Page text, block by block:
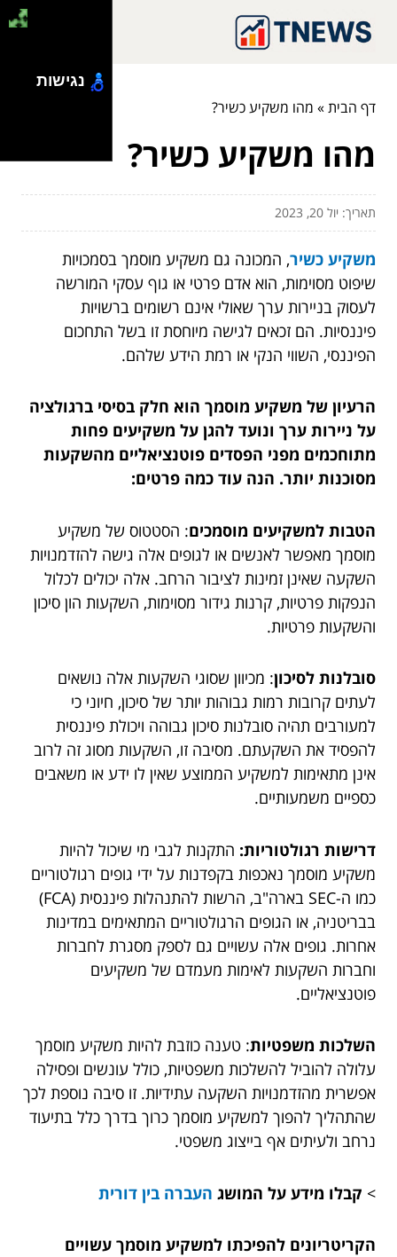
דף הבית» מהו משקיע כשיר?
מהו משקיע כשיר?
תאריך: יול 20, 2023
משקיע כשיר, המכונה גם משקיע מוסמך בסמכויות
שיפוט מסוימות, הוא אדם פרטי או גוף עסקי המורשה
לעסוק בניירות ערך שאולי אינם רשומים ברשויות
פיננסיות. הם זכאים לגישה מיוחסת זו בשל התחכום
הפיננסי, השווי הנקי או רמת הידע שלהם.
הרעיון של משקיע מוסמך הוא חלק בסיסי ברגולציה
על ניירות ערך ונועד להגן על משקיעים פחות
מתוחכמים מפני הפסדים פוטנציאליים מהשקעות
מסוכנות יותר. הנה עוד כמה פרטים:
הטבות למשקיעים מוסמכים: הסטטוס של משקיע
מוסמך מאפשר לאנשים או לגופים אלה גישה להזדמנויות
השקעה שאינן זמינות לציבור הרחב. אלה יכולים לכלול
הנפקות פרטיות, קרנות גידור מסוימות, השקעות הון סיכון
והשקעות פרטיות.
סובלנות לסיכון: מכיוון שסוגי השקעות אלה נושאים
לעתים קרובות רמות גבוהות יותר של סיכון, חיוני כי
למעורבים תהיה סובלנות סיכון גבוהה ויכולת פיננסית
להפסיד את השקעתם. מסיבה זו, השקעות מסוג זה לרוב
אינן מתאימות למשקיע הממוצע שאין לו ידע או משאבים
כספיים משמעותיים.
דרישות רגולטוריות: התקנות לגבי מי שיכול להיות
משקיע מוסמך נאכפות בקפדנות על ידי גופים רגולטוריים
כמו ה-SEC בארה"ב, הרשות להתנהלות פיננסית (FCA)
בבריטניה, או הגופים הרגולטוריים המתאימים במדינות
אחרות. גופים אלה עשויים גם לספק מסגרת לחברות
וחברות השקעות לאימות מעמדם של משקיעים
פוטנציאליים.
השלכות משפטיות: טענה כוזבת להיות משקיע מוסמך
עלולה להוביל להשלכות משפטיות, כולל עונשים ופסילה
אפשרית מהזדמנויות השקעה עתידיות. זו סיבה נוספת לכך
שהתהליך להפוך למשקיע מוסמך כרוך בדרך כלל בתיעוד
נרחב ולעיתים אף בייצוג משפטי.
> קבלו מידע על המושג העברה בין דורית
הקריטריונים להפיכתו למשקיע מוסמך עשויים
נגישות